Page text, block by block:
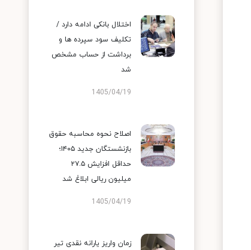
اختلال بانکی ادامه دارد /
تکلیف سود سپرده ها و
برداشت از حساب مشخص
شد
1405/04/19
اصلاح نحوه محاسبه حقوق
بازنشستگان جدید ۱۴۰۵؛
حداقل افزایش ۲۷.۵
میلیون ریالی ابلاغ شد
1405/04/19
زمان واریز یارانه نقدی تیر